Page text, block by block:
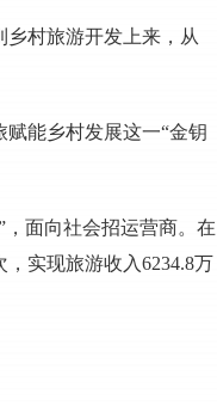
村旅游开发上来，从
能乡村发展这一“金钥
面向社会招运营商。在
实现旅游收入6234.8万